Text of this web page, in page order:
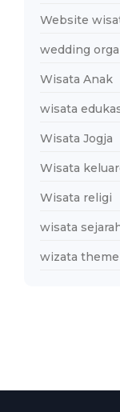
Website
wedding
Wisata Anak
wisata
Wisata Jogja
Wisata
Wisata religi
wisata
wizata theme